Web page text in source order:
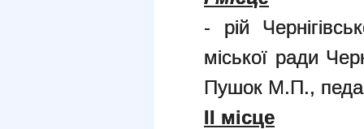
- рій
міської ради
Пушок М.П.,
ІІ місце